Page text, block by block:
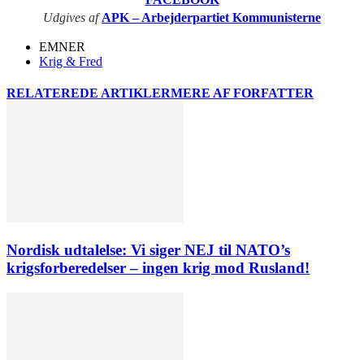
Udgives afAPK – Arbejderpartiet Kommunisterne
EMNER
Krig & Fred
RELATEREDE ARTIKLERMERE AF FORFATTER
Nordisk udtalelse: Vi siger NEJ til NATO’s
krigsforberedelser – ingen krig mod Rusland!